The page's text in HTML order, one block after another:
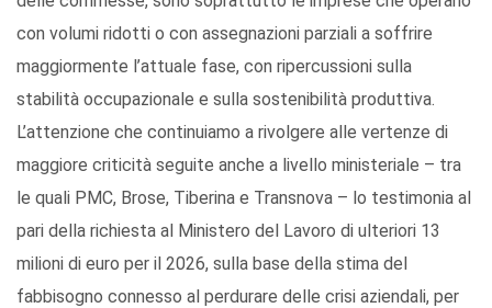
con volumi ridotti o con assegnazioni parziali a soffrire
maggiormente l’attuale fase, con ripercussioni sulla
stabilità occupazionale e sulla sostenibilità produttiva.
L’attenzione che continuiamo a rivolgere alle vertenze di
maggiore criticità seguite anche a livello ministeriale – tra
le quali PMC, Brose, Tiberina e Transnova – lo testimonia al
pari della richiesta al Ministero del Lavoro di ulteriori 13
milioni di euro per il 2026, sulla base della stima del
fabbisogno connesso al perdurare delle crisi aziendali, per